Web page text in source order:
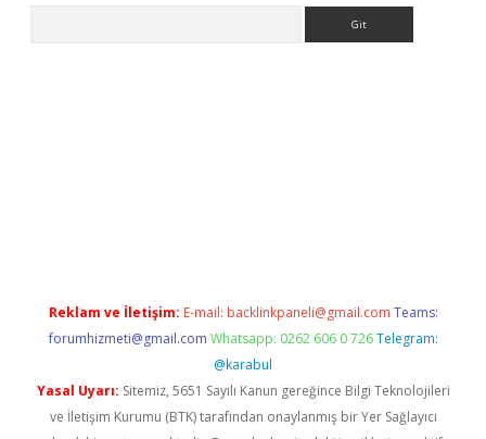
Reklam ve İletişim: E-mail: backlinkpaneli@gmail.com Teams:
forumhizmeti@gmail.com Whatsapp: 0262 606 0 726 Telegram:
@karabul
Yasal Uyarı: Sitemiz, 5651 Sayılı Kanun gereğince Bilgi Teknolojileri
ve İletişim Kurumu (BTK) tarafından onaylanmış bir Yer Sağlayıcı